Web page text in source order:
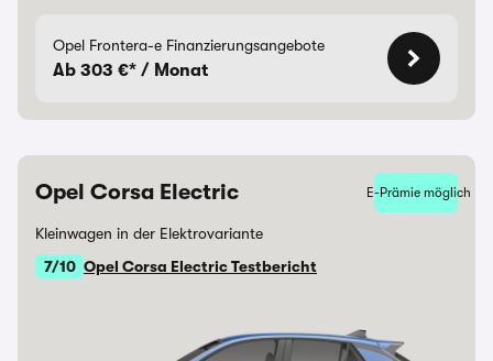
Opel Frontera-e Finanzierungsangebote
Ab 303 €* / Monat
Opel Corsa Electric E-Prämie möglich
Kleinwagen in der Elektrovariante
7/10 Opel Corsa Electric Testbericht